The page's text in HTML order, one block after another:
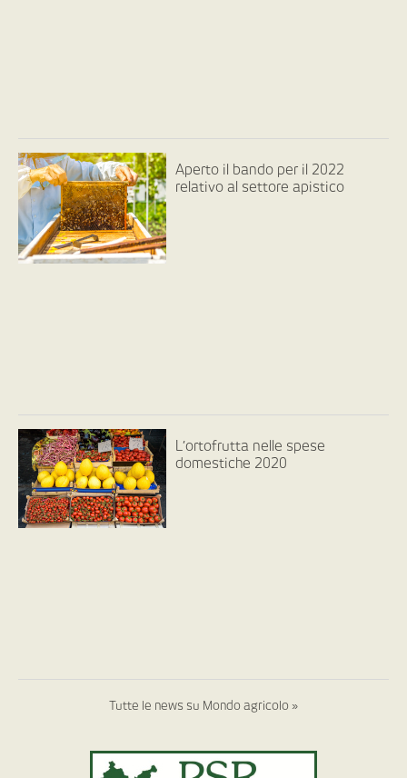
Aperto il bando per il 2022
relativo al settore apistico
L’ortofrutta nelle spese
domestiche 2020
Tutte le news su Mondo agricolo »